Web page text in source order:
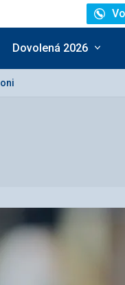
Dovolená 2026